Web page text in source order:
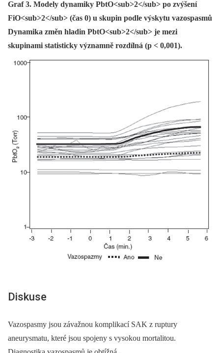
Graf 3. Modely dynamiky PbtO<sub>2</sub> po zvýšení
FiO<sub>2</sub> (čas 0) u skupin podle výskytu vazospasmů
Dynamika změn hladin PbtO<sub>2</sub> je mezi
skupinami statisticky významně rozdílná (p < 0,001).
Diskuse
Vazospasmy jsou závažnou komplikací SAK z ruptury
aneurysmatu, které jsou spojeny s vysokou mortalitou.